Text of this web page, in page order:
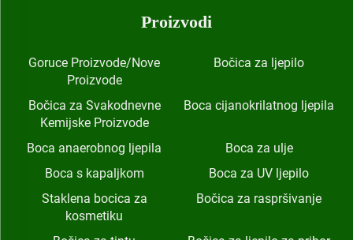
Proizvodi
Goruce Proizvode/Nove
Proizvode
Bočica za ljepilo
Bočica za Svakodnevne
Kemijske Proizvode
Boca cijanokrilatnog ljepila
Boca anaerobnog ljepila
Boca za ulje
Boca s kapaljkom
Boca za UV ljepilo
Staklena bocica za
kosmetiku
Bočica za raspršivanje